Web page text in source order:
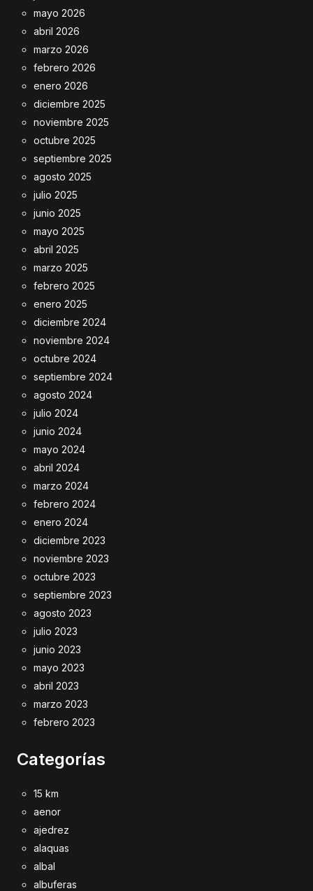
mayo 2026
abril 2026
marzo 2026
febrero 2026
enero 2026
diciembre 2025
noviembre 2025
octubre 2025
septiembre 2025
agosto 2025
julio 2025
junio 2025
mayo 2025
abril 2025
marzo 2025
febrero 2025
enero 2025
diciembre 2024
noviembre 2024
octubre 2024
septiembre 2024
agosto 2024
julio 2024
junio 2024
mayo 2024
abril 2024
marzo 2024
febrero 2024
enero 2024
diciembre 2023
noviembre 2023
octubre 2023
septiembre 2023
agosto 2023
julio 2023
junio 2023
mayo 2023
abril 2023
marzo 2023
febrero 2023
Categorías
15 km
aenor
ajedrez
alaquas
albal
albuferas